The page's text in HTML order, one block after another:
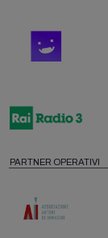
PARTNER OPERATIVI